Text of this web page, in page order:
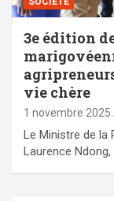
3e édition
vie chère
1 novembre 2025
Le Ministre de la
Laurence Ndong,